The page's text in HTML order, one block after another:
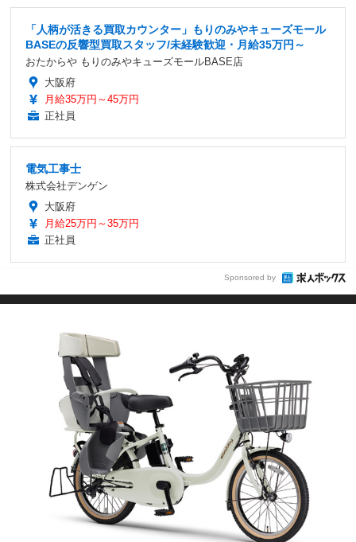
「人柄が活きる買取カウンター」もりのみやキューズモール
BASEの反響型買取スタッフ/未経験歓迎・月給35万円～
おたからや もりのみやキューズモールBASE店
大阪府
月給35万円～45万円
正社員
電気工事士
株式会社デンゲン
大阪府
月給25万円～35万円
正社員
Sponsored by